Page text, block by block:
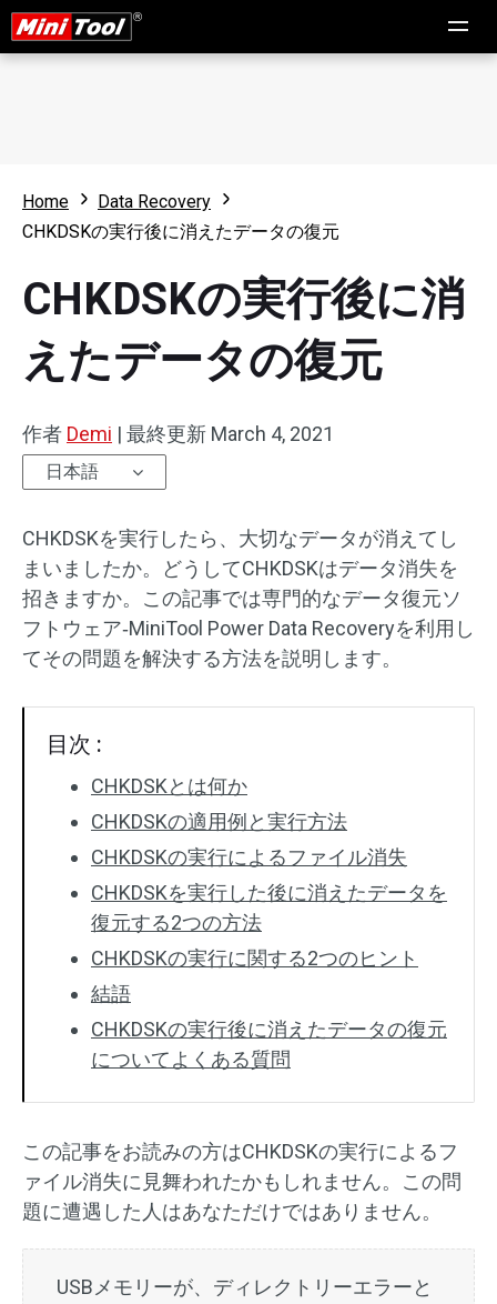
Home
Data Recovery
CHKDSKの実行後に消えたデータの復元
CHKDSKの実行後に消
えたデータの復元
作者 Demi | 最終更新 March 4, 2021
日本語
CHKDSKを実行したら、大切なデータが消えてし
まいましたか。どうしてCHKDSKはデータ消失を
招きますか。この記事では専門的なデータ復元ソ
フトウェア‐MiniTool Power Data Recoveryを利用し
てその問題を解決する方法を説明します。
目次 :
CHKDSKとは何か
CHKDSKの適用例と実行方法
CHKDSKの実行によるファイル消失
CHKDSKを実行した後に消えたデータを
復元する2つの方法
CHKDSKの実行に関する2つのヒント
結語
CHKDSKの実行後に消えたデータの復元
についてよくある質問
この記事をお読みの方はCHKDSKの実行によるフ
ァイル消失に見舞われたかもしれません。この問
題に遭遇した人はあなただけではありません。
USBメモリーが、ディレクトリーエラーと